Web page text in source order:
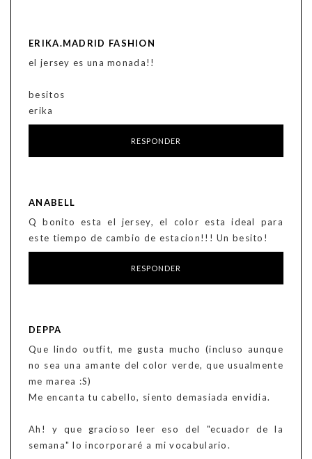
ERIKA.MADRID FASHION
el jersey es una monada!!
besitos
erika
RESPONDER
ANABELL
Q bonito esta el jersey, el color esta ideal para
este tiempo de cambio de estacion!!! Un besito!
RESPONDER
DEPPA
Que lindo outfit, me gusta mucho (incluso aunque
no sea una amante del color verde, que usualmente
me marea :S)
Me encanta tu cabello, siento demasiada envidia.
Ah! y que gracioso leer eso del "ecuador de la
semana" lo incorporaré a mi vocabulario.